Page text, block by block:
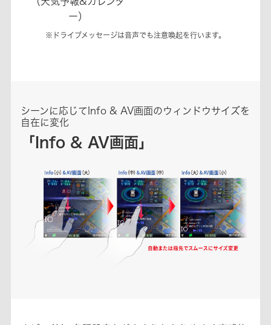
ー）
※ドライブメッセージは音声でも注意喚起を行います。
シーンに応じてInfo & AV画面のウィンドウサイズを
自在に変化
「Info & AV画面」